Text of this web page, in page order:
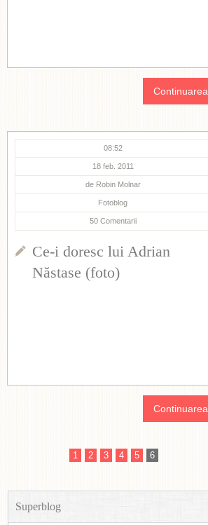
Continuarea
08:52
18 feb. 2011
de Robin Molnar
Fotoblog
50 Comentarii
Ce-i doresc lui Adrian
Năstase (foto)
Continuarea
1 2 3 4 5 6
Superblog